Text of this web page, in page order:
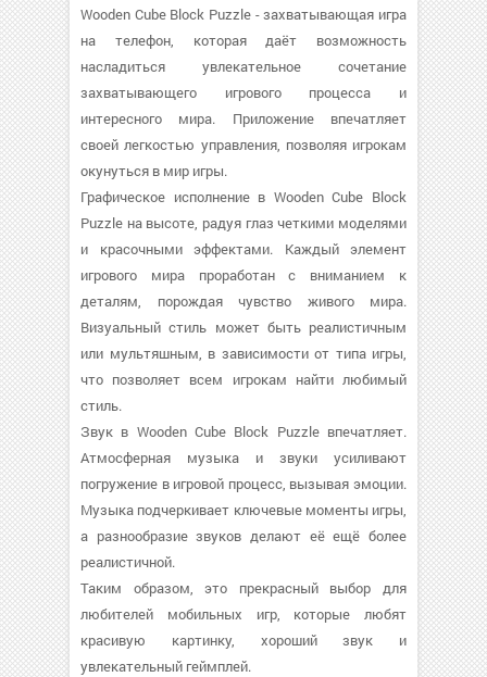
Wooden Cube Block Puzzle - захватывающая игра
на телефон, которая даёт возможность
насладиться увлекательное сочетание
захватывающего игрового процесса и
интересного мира. Приложение впечатляет
своей легкостью управления, позволяя игрокам
окунуться в мир игры.
Графическое исполнение в Wooden Cube Block
Puzzle на высоте, радуя глаз четкими моделями
и красочными эффектами. Каждый элемент
игрового мира проработан с вниманием к
деталям, порождая чувство живого мира.
Визуальный стиль может быть реалистичным
или мультяшным, в зависимости от типа игры,
что позволяет всем игрокам найти любимый
стиль.
Звук в Wooden Cube Block Puzzle впечатляет.
Атмосферная музыка и звуки усиливают
погружение в игровой процесс, вызывая эмоции.
Музыка подчеркивает ключевые моменты игры,
а разнообразие звуков делают её ещё более
реалистичной.
Таким образом, это прекрасный выбор для
любителей мобильных игр, которые любят
красивую картинку, хороший звук и
увлекательный геймплей.